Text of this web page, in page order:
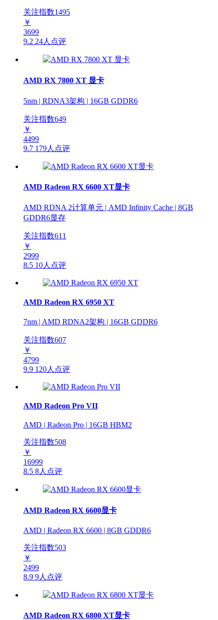
关注指数1495
￥
3699
9.2 24人点评
AMD RX 7800 XT 显卡
5nm | RDNA3架构 | 16GB GDDR6
关注指数649
￥
4499
9.7 179人点评
AMD Radeon RX 6600 XT显卡
AMD RDNA 2计算单元 | AMD Infinity Cache | 8GB
GDDR6显存
关注指数611
￥
2999
8.5 10人点评
AMD Radeon RX 6950 XT
7nm | AMD RDNA2架构 | 16GB GDDR6
关注指数607
￥
4799
9.9 120人点评
AMD Radeon Pro VII
AMD | Radeon Pro | 16GB HBM2
关注指数508
￥
16999
8.5 8人点评
AMD Radeon RX 6600显卡
AMD | Radeon RX 6600 | 8GB GDDR6
关注指数503
￥
2499
8.9 9人点评
AMD Radeon RX 6800 XT显卡